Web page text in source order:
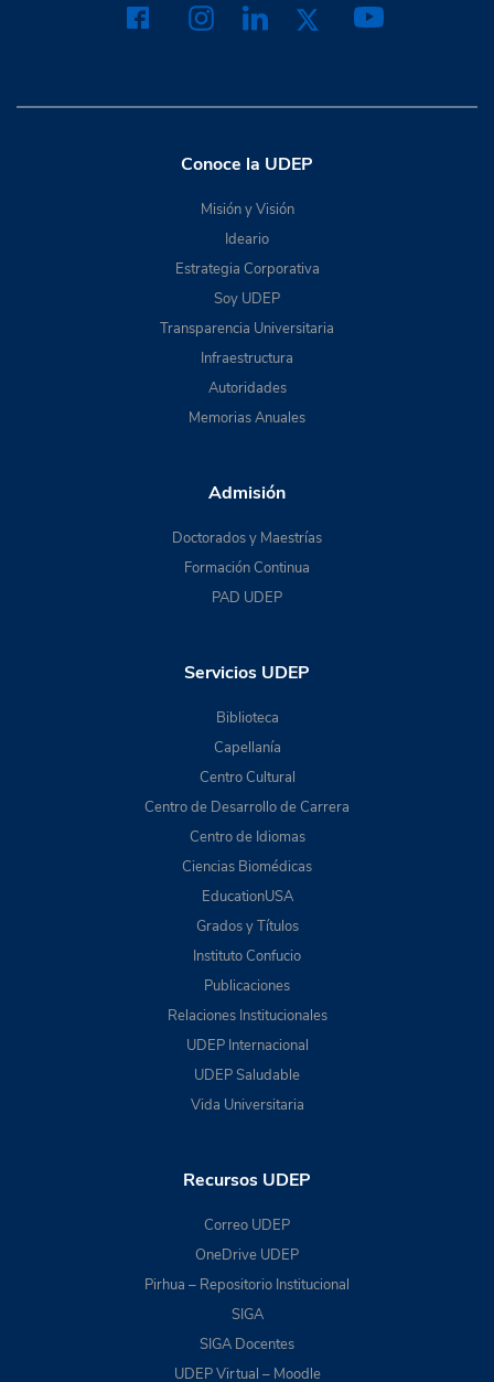
Conoce la UDEP
Misión y Visión
Ideario
Estrategia Corporativa
Soy UDEP
Transparencia Universitaria
Infraestructura
Autoridades
Memorias Anuales
Admisión
Doctorados y Maestrías
Formación Continua
PAD UDEP
Servicios UDEP
Biblioteca
Capellanía
Centro Cultural
Centro de Desarrollo de Carrera
Centro de Idiomas
Ciencias Biomédicas
EducationUSA
Grados y Títulos
Instituto Confucio
Publicaciones
Relaciones Institucionales
UDEP Internacional
UDEP Saludable
Vida Universitaria
Recursos UDEP
Correo UDEP
OneDrive UDEP
Pirhua – Repositorio Institucional
SIGA
SIGA Docentes
UDEP Virtual – Moodle